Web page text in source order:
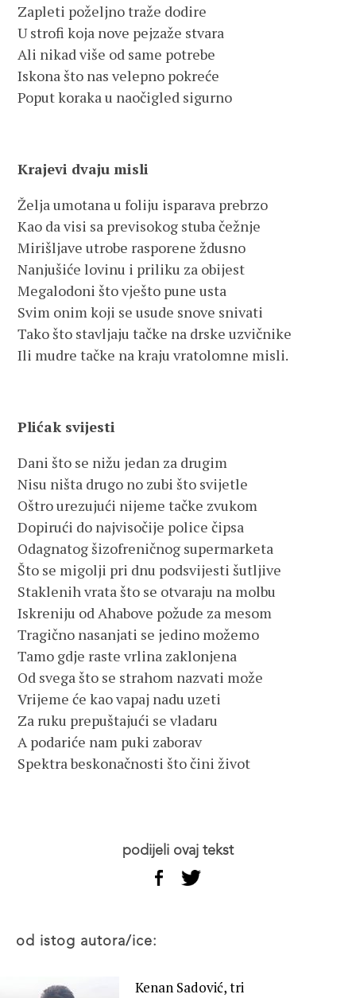
Zapleti poželjno traže dodire
U strofi koja nove pejzaže stvara
Ali nikad više od same potrebe
Iskona što nas velepno pokreće
Poput koraka u naočigled sigurno
Krajevi dvaju misli
Želja umotana u foliju isparava prebrzo
Kao da visi sa previsokog stuba čežnje
Mirišljave utrobe rasporene ždusno
Nanjušiće lovinu i priliku za obijest
Megalodoni što vješto pune usta
Svim onim koji se usude snove snivati
Tako što stavljaju tačke na drske uzvičnike
Ili mudre tačke na kraju vratolomne misli.
Plićak svijesti
Dani što se nižu jedan za drugim
Nisu ništa drugo no zubi što svijetle
Oštro urezujući nijeme tačke zvukom
Dopirući do najvisočije police čipsa
Odagnatog šizofreničnog supermarketa
Što se migolji pri dnu podsvijesti šutljive
Staklenih vrata što se otvaraju na molbu
Iskreniju od Ahabove požude za mesom
Tragično nasanjati se jedino možemo
Tamo gdje raste vrlina zaklonjena
Od svega što se strahom nazvati može
Vrijeme će kao vapaj nadu uzeti
Za ruku prepuštajući se vladaru
A podariće nam puki zaborav
Spektra beskonačnosti što čini život
podijeli ovaj tekst
od istog autora/ice:
Kenan Sadović, tri